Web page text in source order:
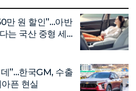
만 원 할인”…아반
는 국산 중형 세
”…한국GM, 수출
픈 현실